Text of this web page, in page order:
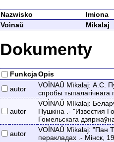
Nazwisko
Imiona
Voìnaŭ
Mìkalaj
Dokumenty
FunkcjaOpis
autor
VOÌNAŬ Mìkalaj: А.С.
спробы
autor
VOÌNAŬ Mìkalaj:
Пушкіна .- "Известия
Гомельскага
autor
VOÌNAŬ Mìkalaj: "Пан
перакладах .- Мінск,